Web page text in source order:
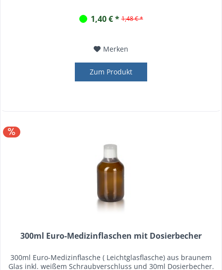
1,40 € * 1,48 € *
Merken
Zum Produkt
300ml Euro-Medizinflaschen mit Dosierbecher
300ml Euro-Medizinflasche ( Leichtglasflasche) aus braunem
Glas inkl. weißem Schraubverschluss und 30ml Dosierbecher.